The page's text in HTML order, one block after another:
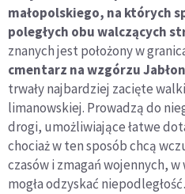
małopolskiego, na których
poległych obu walczących
znanych jest położony w
cmentarz na wzgórzu
trwały najbardziej zacięte
limanowskiej. Prowadzą do
drogi, umożliwiające łatwe
chociaż w ten sposób chcą
czasów i zmagań wojennych,
mogła odzyskać